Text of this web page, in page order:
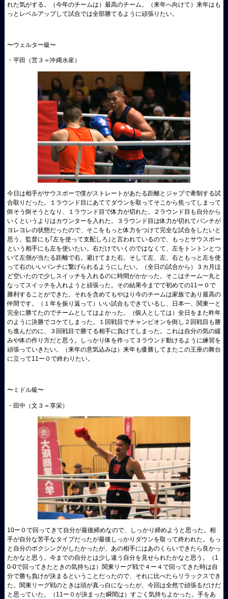
れた気がする。（今年のチームは）最高のチーム。（来年へ向けて）来年はも
っとレベルアップして試合では全部勝てるように頑張りたい。
〜ウェルター級〜
・平田（営３＝沖縄水産）
今日は相手がサウスポーで僕がストレートがあたる距離とジャブで牽制する試
合取りだった。１ラウンド目にあててダウンを取ってそこから焦ってしまって
倒そう倒そうとなり、１ラウンド目で体力が切れた。２ラウンド目も自分から
いくというよりはカウンターを入れた。３ラウンド目は体力が切れてパンチが
ヨレヨレの状態だったので、そこをもっと体力をつけて完全な試合をしたいと
思う。監督にも｢左を使って支配しろ｣と言われているので、もっとサウスポー
という相手にも左を使いたい。右だけでいくのではなくて、左をトントンとつ
いて左側が当たる距離で右。避けてまた右。そして左、左、右ともっと左を使
って右のいいパンチに繋げられるようにしたい。（全日の試合から）３カ月ほ
ど空いたので少しスイッチを入れるのに時間がかかった。そこはチーム一丸と
なってスイッチを入れようと頑張った。その結果今までで初めての11ー０で
勝利することができた。それを含めてもやはり今のチームは家族であり最高の
仲間です。（１年を振り返って）いい試合もできているし、日本一、関東一と
完全に勝てたのでチームとしてはよかった。（個人としては）全日をまた昨年
のように決勝でコケてしまった。１回戦目でチャンピオンを倒し２回戦目も勝
ち進んだのに、３回戦目で勝てる相手に負けてしまった。これは自分の気の緩
みや体の作り方だと思う。しっかり体を作って３ラウンド動けるように練習を
頑張っていきたい。（来年の意気込みは）来年も優勝してまたこの王座の舞台
に立って11ー０で終わりたい。
〜ミドル級〜
・田中（文３＝享栄）
10ー０で回ってきて自分が最後締めなので、しっかり締めようと思った。相
手が自分な苦手なタイプだったが最後しっかりダウンを取って終われた。もっ
と自分のボクシングがしたかったが、あの相手にはあのくらいできたら良かっ
たかなと思う。今までの自分とは少し違う自分を見せられたかなと思う。（1
0-0で回ってきたときの気持ちは）関東リーグ戦で４ー４で回ってきた時は自
分で勝ち負けが決まるということだったので、それに比べたらリラックスでき
た。関東リーグ戦のときは頭が真っ白になったが、今回は全然で頑張るだけだ
と思っていた。（11ー０が決まった瞬間は）すごく気持ちよかった。手をあ